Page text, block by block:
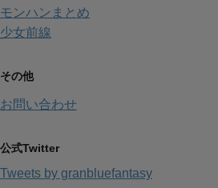
モンハンまとめ
少女前線
その他
お問い合わせ
公式Twitter
Tweets by granbluefantasy